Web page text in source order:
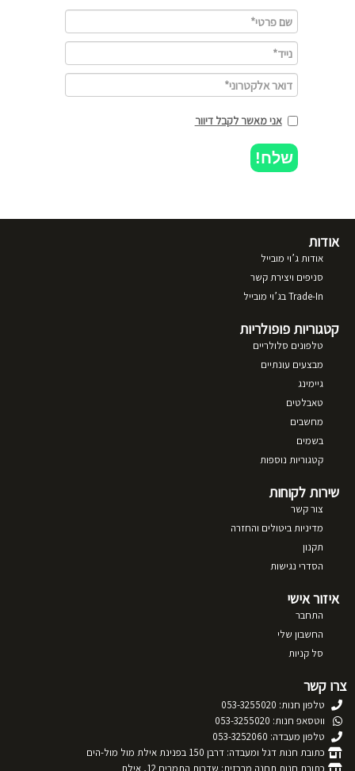
אני מאשר לקבל דיוור
שלח!
אודות
אודות ג’וי מובייל
סניפים ויצירת קשר
Trade-In בג’וי מובייל
קטגוריות פופולריות
טלפונים סלולריים
מבצעים עונתיים
גיימינג
טאבלטים
מחשבים
בשמים
קטגוריות נוספות
שירות לקוחות
צור קשר
מדיניות ביטולים והחזרה
תקנון
הסדרי נגישות
איזור אישי
התחבר
החשבון שלי
סל קניות
צרו קשר
טלפון חנות: 053-3255020
ווטסאפ חנות: 053-3255020
טלפון מעבדה: 053-3252060
כתובת חנות דגל ומעבדה: דרבן 150 בפנינת אילת מול מול-הים
כתובת חנות תחנה מרכזית: שדרות התמרים 12, אילת